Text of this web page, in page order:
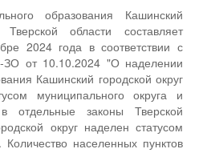
образования Кашинский
области составляет
2024 года в соответствии с
от 10.10.2024 "О наделении
Кашинский городской округ
муниципального округа и
отдельные законы Тверской
округ наделен статусом
Количество населенных пунктов